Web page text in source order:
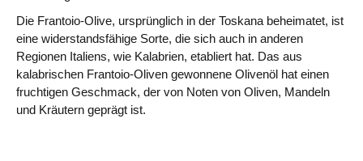
Die Frantoio-Olive, ursprünglich in der Toskana beheimatet, ist
eine widerstandsfähige Sorte, die sich auch in anderen
Regionen Italiens, wie Kalabrien, etabliert hat. Das aus
kalabrischen Frantoio-Oliven gewonnene Olivenöl hat einen
fruchtigen Geschmack, der von Noten von Oliven, Mandeln
und Kräutern geprägt ist.